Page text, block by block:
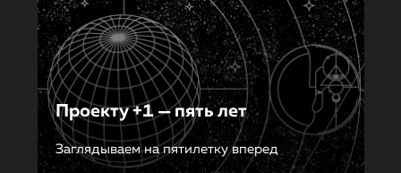
Проекту +1 — пять лет
Заглядываем на пятилетку вперед